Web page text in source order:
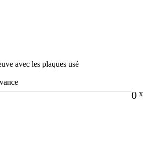
avec les plaques usé
0 x